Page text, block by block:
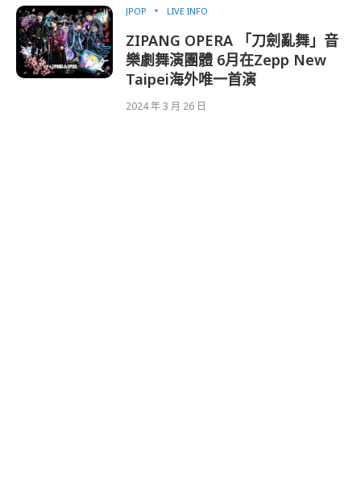
JPOP LIVE INFO
ZIPANG OPERA 「刀劍亂舞」音
樂劇舞演團體 6月在Zepp New
Taipei海外唯一首演
2024 年 3 月 26 日